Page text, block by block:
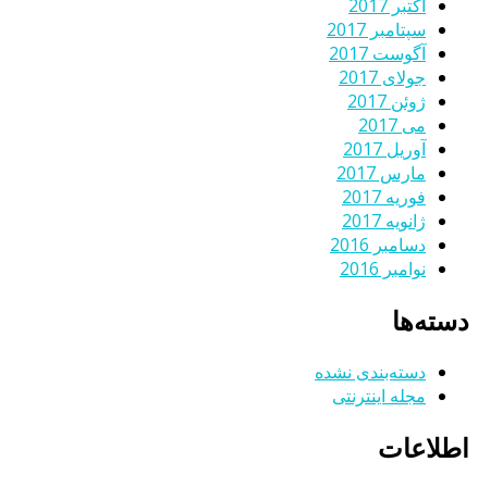
اکتبر 2017
سپتامبر 2017
آگوست 2017
جولای 2017
ژوئن 2017
می 2017
آوریل 2017
مارس 2017
فوریه 2017
ژانویه 2017
دسامبر 2016
نوامبر 2016
دسته‌ها
دسته‌بندی نشده
مجله اینترنتی
اطلاعات